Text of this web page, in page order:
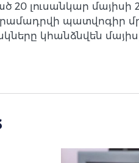
20 լուսանկար
պատվոգիր
կհանձնվեն